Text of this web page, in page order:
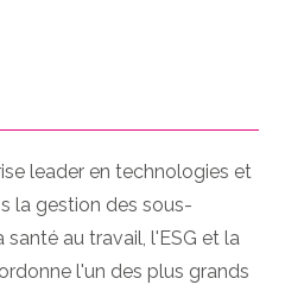
leader en technologies et
la gestion des sous-
au travail, l'ESG et la
l'un des plus grands